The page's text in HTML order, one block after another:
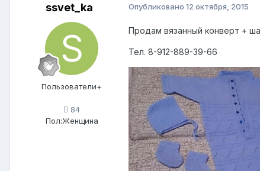
ssvet_ka
Пользователи+
84
Пол:Женщина
Опубликовано 12 октября, 2015
Продам вязанный конверт +
Тел. 8-912-889-39-66